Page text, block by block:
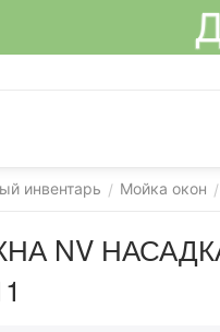
инвентарь / Мойка окон /
NV